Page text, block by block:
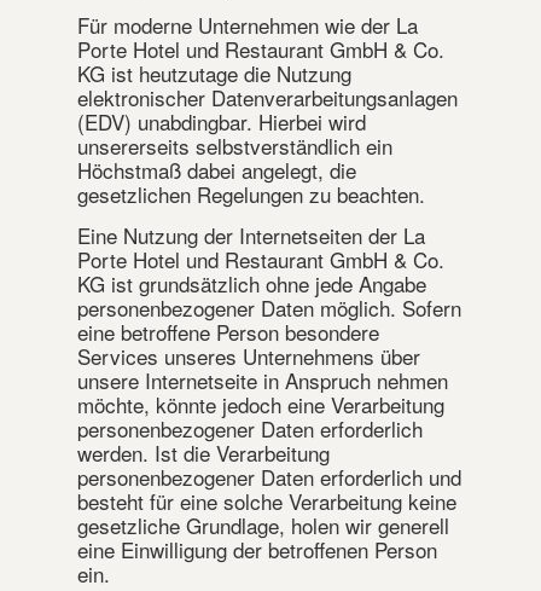
Für moderne Unternehmen wie der La
Porte Hotel und Restaurant GmbH & Co.
KG ist heutzutage die Nutzung
elektronischer Datenverarbeitungsanlagen
(EDV) unabdingbar. Hierbei wird
unsererseits selbstverständlich ein
Höchstmaß dabei angelegt, die
gesetzlichen Regelungen zu beachten.
Eine Nutzung der Internetseiten der La
Porte Hotel und Restaurant GmbH & Co.
KG ist grundsätzlich ohne jede Angabe
personenbezogener Daten möglich. Sofern
eine betroffene Person besondere
Services unseres Unternehmens über
unsere Internetseite in Anspruch nehmen
möchte, könnte jedoch eine Verarbeitung
personenbezogener Daten erforderlich
werden. Ist die Verarbeitung
personenbezogener Daten erforderlich und
besteht für eine solche Verarbeitung keine
gesetzliche Grundlage, holen wir generell
eine Einwilligung der betroffenen Person
ein.